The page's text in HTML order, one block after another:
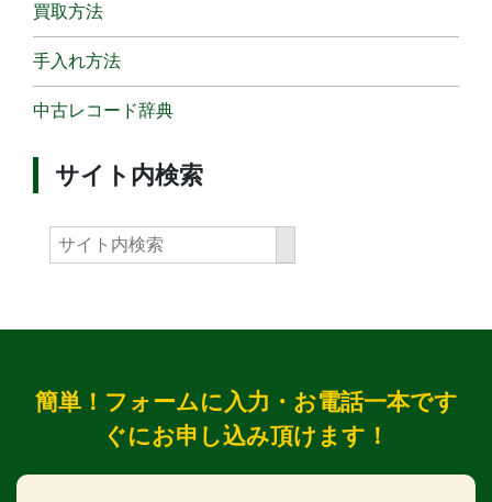
買取方法
手入れ方法
中古レコード辞典
サイト内検索
簡単！フォームに入力・お電話一本です
ぐにお申し込み頂けます！